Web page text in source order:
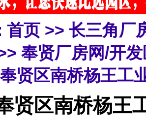
首页 >> 长三角厂
奉贤厂房网/开
贤区南桥杨王工
贤区南桥杨王